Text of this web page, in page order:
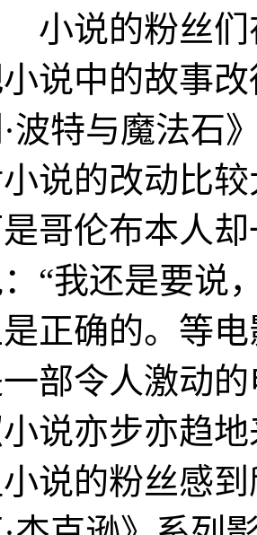
说的粉丝们
说中的故事
波特与魔法石
说的改动比
哥伦布本人
“我还是要说
是正确的。等
部令人激动
说亦步亦趋
说的粉丝感